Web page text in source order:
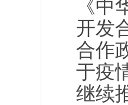
《
开发
合作
于疫
继续